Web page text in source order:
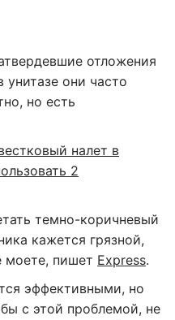
отложения
унитазе они часто
но есть
налет в
2
темно-коричневый
кажется грязной,
моете, пишет Express.
эффективными, но
с этой проблемой, не